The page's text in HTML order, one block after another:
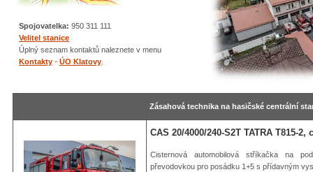
Spojovatelka: 950 311 111
Velitel stanice
Úplný seznam kontaktů naleznete v menu
Kontakty - ÚO Klatovy.
Zásahová technika na hasičské centrální
CAS 20/4000/240-S2T TATRA T815-
Cisternová automobilová stříkačka na
převodovkou pro posádku 1+5 s přídavným